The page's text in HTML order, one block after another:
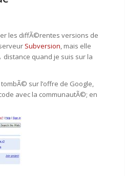
les diffÃ©rentes versions de
Subversion, mais elle
distance quand je suis sur la
sur l’offre de Google,
avec la communautÃ©; en